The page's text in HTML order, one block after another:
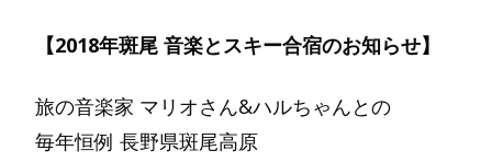
【2018年斑尾 音楽とスキー合宿のお知らせ】
旅の音楽家 マリオさん&ハルちゃんとの
毎年恒例 長野県斑尾高原